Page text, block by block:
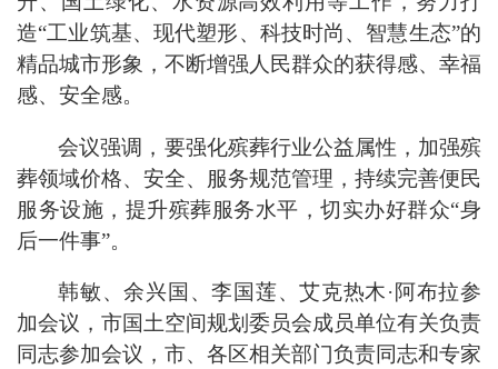
造“工业筑基、现代塑形、科技时尚、智慧生态”的
精品城市形象，不断增强人民群众的获得感、幸福
感、安全感。
会议强调，要强化殡葬行业公益属性，加强殡
葬领域价格、安全、服务规范管理，持续完善便民
服务设施，提升殡葬服务水平，切实办好群众“身
后一件事”。
韩敏、余兴国、李国莲、艾克热木·阿布拉参
加会议，市国土空间规划委员会成员单位有关负责
同志参加会议，市、各区相关部门负责同志和专家